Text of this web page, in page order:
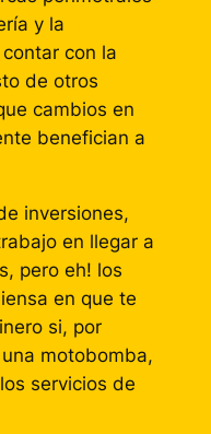
y la
con la
de otros
cambios en
benefician a
inversiones,
en llegar a
pero eh! los
en que te
si, por
motobomba,
servicios de